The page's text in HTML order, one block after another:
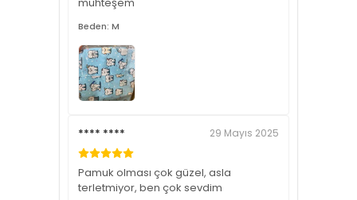
Beden: M
**** **** 29 Mayıs 2025
Pamuk olması çok güzel, asla
terletmiyor, ben çok sevdim